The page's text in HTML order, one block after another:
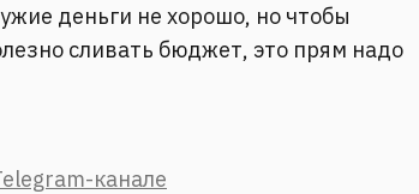
деньги не хорошо, но чтобы
сливать бюджет, это прям надо
канале